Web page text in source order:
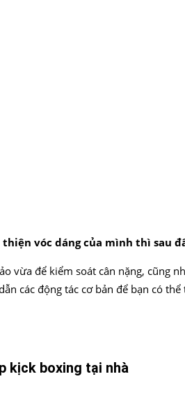
vóc dáng của mình thì sau
vừa để kiểm soát cân nặng, cũng
các động tác cơ bản để bạn có
kịck boxing tại nhà